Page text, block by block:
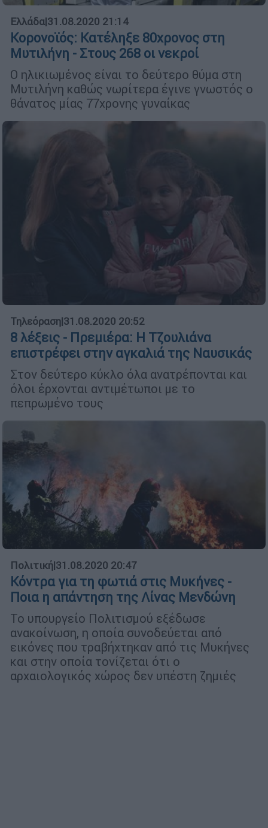
Ελλάδα|31.08.2020 21:14
Κορονοϊός: Κατέληξε 80χρονος στη
Μυτιλήνη - Στους 268 οι νεκροί
Ο ηλικιωμένος είναι το δεύτερο θύμα στη
Μυτιλήνη καθώς νωρίτερα έγινε γνωστός ο
θάνατος μίας 77χρονης γυναίκας
Τηλεόραση|31.08.2020 20:52
8 λέξεις - Πρεμιέρα: Η Τζουλιάνα
επιστρέφει στην αγκαλιά της Ναυσικάς
Στον δεύτερο κύκλο όλα ανατρέπονται και
όλοι έρχονται αντιμέτωποι με το
πεπρωμένο τους
Πολιτική|31.08.2020 20:47
Κόντρα για τη φωτιά στις Μυκήνες -
Ποια η απάντηση της Λίνας Μενδώνη
Το υπουργείο Πολιτισμού εξέδωσε
ανακοίνωση, η οποία συνοδεύεται από
εικόνες που τραβήχτηκαν από τις Μυκήνες
και στην οποία τονίζεται ότι ο
αρχαιολογικός χώρος δεν υπέστη ζημιές